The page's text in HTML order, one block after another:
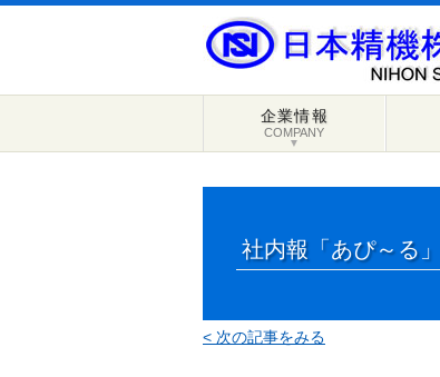
▼
企業情報
COMPANY
社内報「あぴ～る」
< 次の記事をみる